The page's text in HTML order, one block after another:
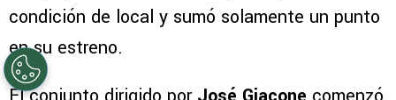
condición de local y sumó solamente un punto
en su estreno.